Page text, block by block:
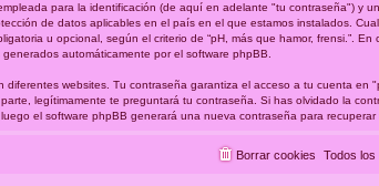
para la identificación (de aquí en adelante "tu contraseña") y
de datos aplicables en el país en el que estamos instalados.
u opcional, según el criterio de “pH, más que hamor, frensi.”. En
automáticamente por el software phpBB.
websites. Tu contraseña garantiza el acceso a tu cuenta en
legítimamente te preguntará tu contraseña. Si has olvidado la
el software phpBB generará una nueva contraseña para recuperar
Todos
Borrar cookies